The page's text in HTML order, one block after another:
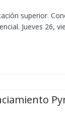
superior.
Jueves 26,